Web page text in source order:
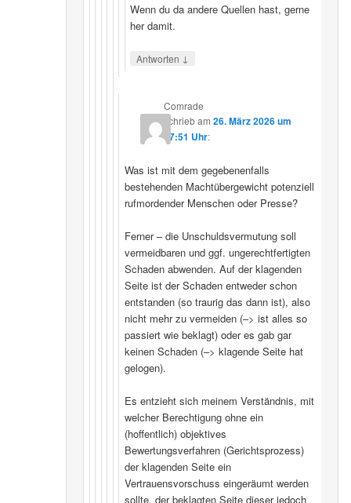
Wenn du da andere Quellen hast, gerne
her damit.
Antworten ↓
Comrade
schriebam 26. März 2026 um
17:51 Uhr:
Was ist mit dem gegebenenfalls
bestehenden Machtübergewicht potenziell
rufmordender Menschen oder Presse?
Ferner – die Unschuldsvermutung soll
vermeidbaren und ggf. ungerechtfertigten
Schaden abwenden. Auf der klagenden
Seite ist der Schaden entweder schon
entstanden (so traurig das dann ist), also
nicht mehr zu vermeiden (–> ist alles so
passiert wie beklagt) oder es gab gar
keinen Schaden (–> klagende Seite hat
gelogen).
Es entzieht sich meinem Verständnis, mit
welcher Berechtigung ohne ein
(hoffentlich) objektives
Bewertungsverfahren (Gerichtsprozess)
der klagenden Seite ein
Vertrauensvorschuss eingeräumt werden
sollte, der beklagten Seite dieser jedoch